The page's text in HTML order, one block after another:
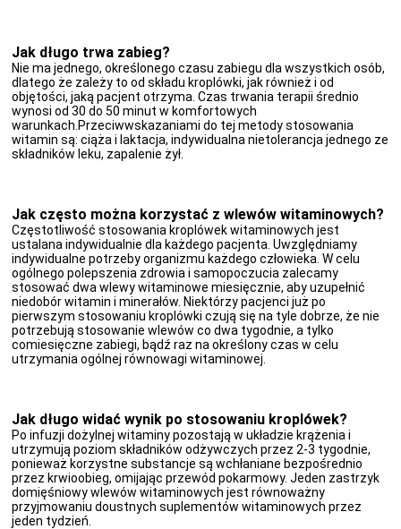
Jak długo trwa zabieg?
Nie ma jednego, określonego czasu zabiegu dla wszystkich osób,
dlatego że zależy to od składu kroplówki, jak również i od
objętości, jaką pacjent otrzyma. Czas trwania terapii średnio
wynosi od 30 do 50 minut w komfortowych
warunkach.Przeciwwskazaniami do tej metody stosowania
witamin są: ciąża i laktacja, indywidualna nietolerancja jednego ze
składników leku, zapalenie żył.
Jak często można korzystać z wlewów witaminowych?
Częstotliwość stosowania kroplówek witaminowych jest
ustalana indywidualnie dla każdego pacjenta. Uwzględniamy
indywidualne potrzeby organizmu każdego człowieka. W celu
ogólnego polepszenia zdrowia i samopoczucia zalecamy
stosować dwa wlewy witaminowe miesięcznie, aby uzupełnić
niedobór witamin i minerałów. Niektórzy pacjenci już po
pierwszym stosowaniu kroplówki czują się na tyle dobrze, że nie
potrzebują stosowanie wlewów co dwa tygodnie, a tylko
comiesięczne zabiegi, bądź raz na określony czas w celu
utrzymania ogólnej równowagi witaminowej.
Jak długo widać wynik po stosowaniu kroplówek?
Po infuzji dożylnej witaminy pozostają w układzie krążenia i
utrzymują poziom składników odżywczych przez 2-3 tygodnie,
ponieważ korzystne substancje są wchłaniane bezpośrednio
przez krwioobieg, omijając przewód pokarmowy. Jeden zastrzyk
domięśniowy wlewów witaminowych jest równoważny
przyjmowaniu doustnych suplementów witaminowych przez
jeden tydzień.